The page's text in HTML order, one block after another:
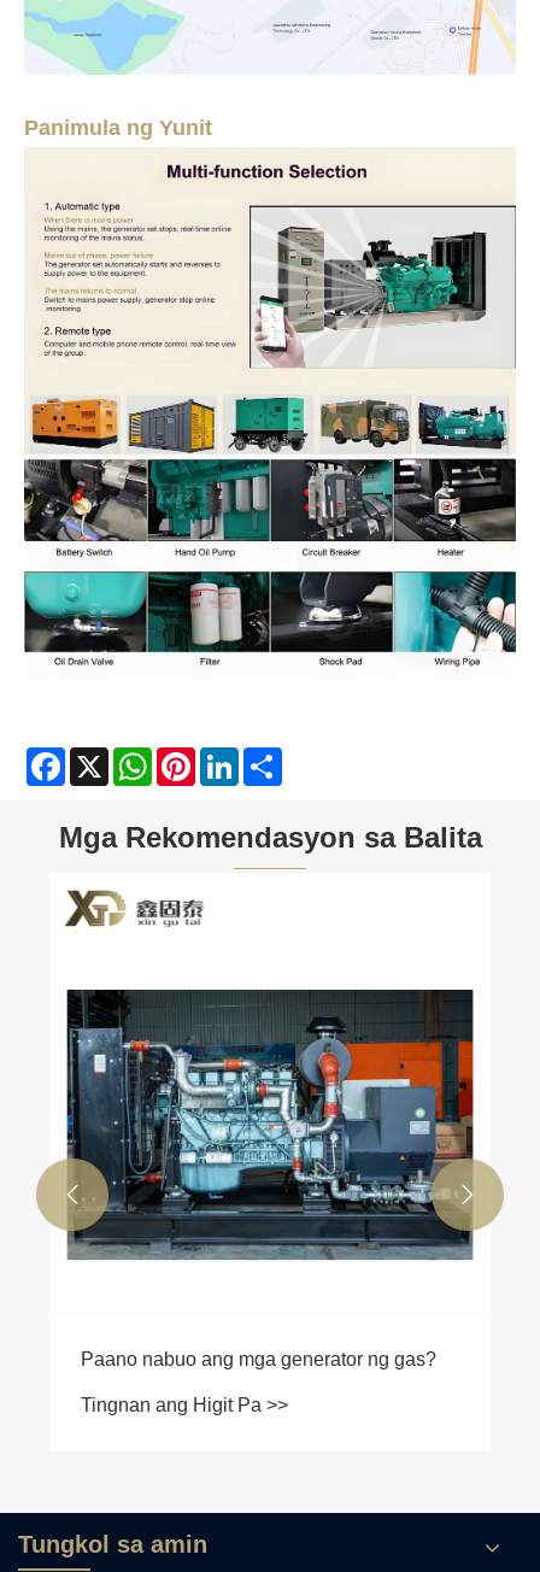
Panimula ng Yunit
Facebook
X WhatsApp
PinterestLinkedIn
Mga Rekomendasyon sa Balita
Tingnan ang Higit Pa >>
 
Tungkol sa amin